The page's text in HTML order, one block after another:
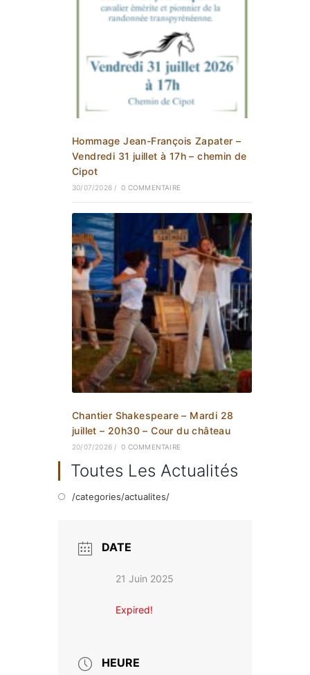
Hommage Jean-François Zapater –
Vendredi 31 juillet à 17h – chemin de
Cipot
30/07/2026 / 0 COMMENTAIRE
Chantier Shakespeare – Mardi 28
juillet – 20h30 – Cour du château
20/07/2026 / 0 COMMENTAIRE
Toutes Les Actualités
/categories/actualites/
DATE
21 Juin 2025
Expired!
HEURE